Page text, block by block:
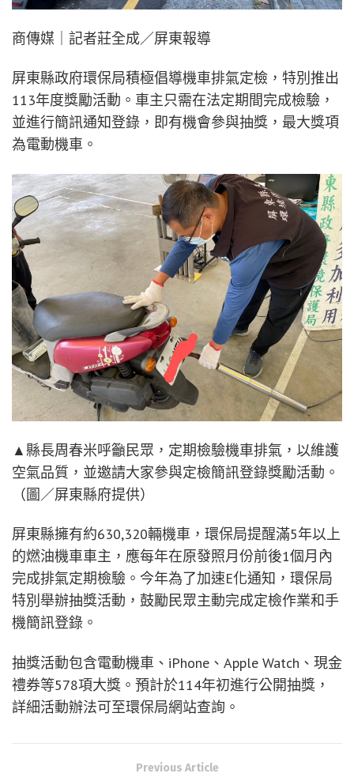
商傳媒｜記者莊全成／屏東報導
屏東縣政府環保局積極倡導機車排氣定檢，特別推出
113年度獎勵活動。車主只需在法定期間完成檢驗，
並進行簡訊通知登錄，即有機會參與抽獎，最大獎項
為電動機車。
▲縣長周春米呼籲民眾，定期檢驗機車排氣，以維護
空氣品質，並邀請大家參與定檢簡訊登錄獎勵活動。
（圖／屏東縣府提供）
屏東縣擁有約630,320輛機車，環保局提醒滿5年以上
的燃油機車車主，應每年在原發照月份前後1個月內
完成排氣定期檢驗。今年為了加速E化通知，環保局
特別舉辦抽獎活動，鼓勵民眾主動完成定檢作業和手
機簡訊登錄。
抽獎活動包含電動機車、iPhone、Apple Watch、現金
禮券等578項大獎。預計於114年初進行公開抽獎，
詳細活動辦法可至環保局網站查詢。
Previous Article